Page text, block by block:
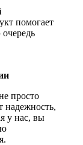
помогает
просто
надежность,
у нас, вы